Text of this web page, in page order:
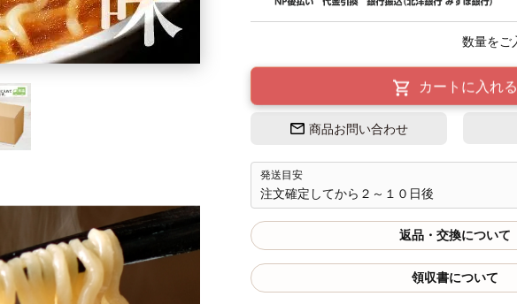
カートに入れる
商品お問い合わせ
発送目安
注文確定してから２～１０日後
返品・交換について
領収書について